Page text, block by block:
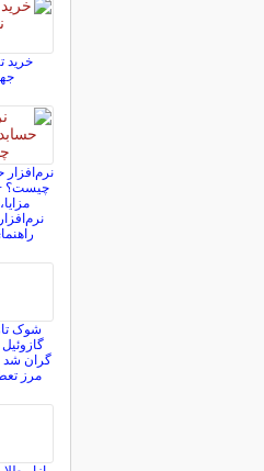
خرید
نرم‌افزار
شوک
گران شد
مرز